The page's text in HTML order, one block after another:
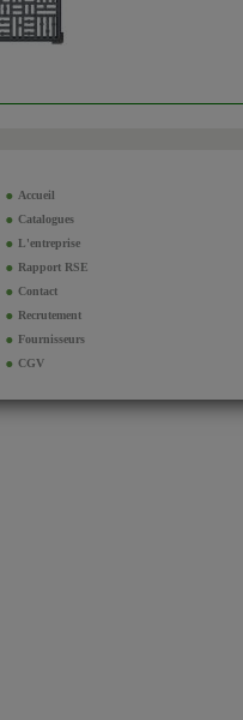
Accueil
Catalogues
L'entreprise
Rapport RSE
Contact
Recrutement
Fournisseurs
CGV